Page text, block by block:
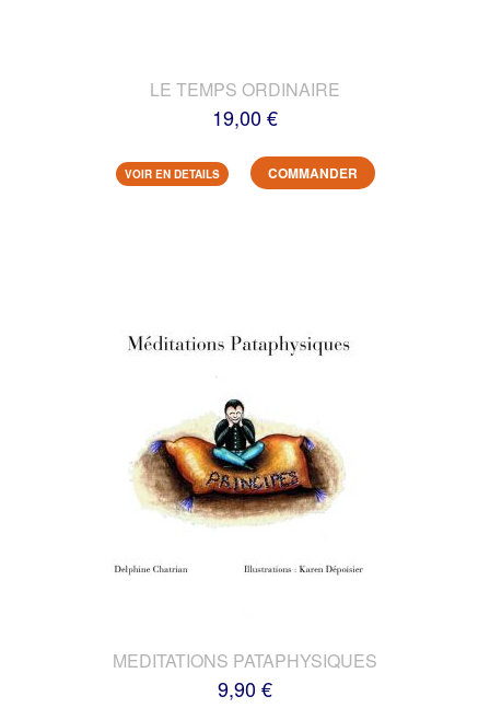
LE TEMPS ORDINAIRE
19,00 €
VOIR EN DETAILS COMMANDER
MEDITATIONS PATAPHYSIQUES
9,90 €